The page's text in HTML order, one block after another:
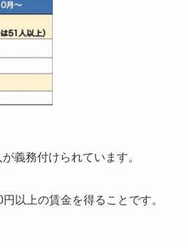
義務付けられています。
以上の賃金を得ることです。